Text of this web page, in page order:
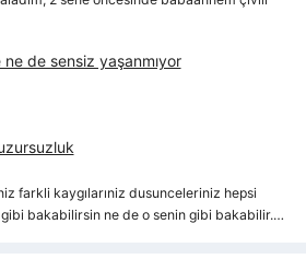
ne de sensiz yaşanmıyor
farkli kaygılarıniz dusunceleriniz hepsi
bakabilirsin ne de o senin gibi bakabilir.…